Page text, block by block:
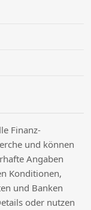
Finanz-
und können
Angaben
Konditionen,
und Banken
oder nutzen